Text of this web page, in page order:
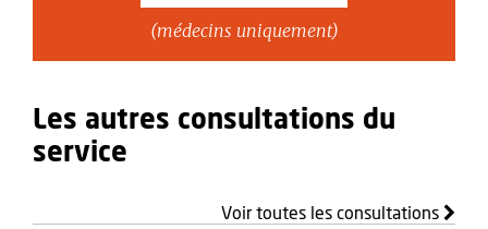
(médecins uniquement)
Les autres consultations du
service
Voir toutes les consultations